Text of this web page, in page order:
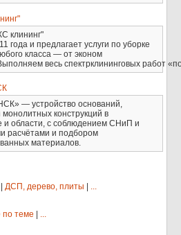
клининг"
года и предлагает услуги по уборке
класса — от эконом
весь спектрклининговых работ
— устройство оснований,
конструкций в
и области, с соблюдением СНиП и
расчётами и подбором
материалов.
ДСП, дерево, плиты
...
по теме
...